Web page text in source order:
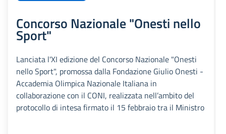
Concorso Nazionale "Onesti nello
Sport"
Lanciata l'XI edizione del Concorso Nazionale "Onesti
nello Sport", promossa dalla Fondazione Giulio Onesti -
Accademia Olimpica Nazionale Italiana in
collaborazione con il CONI, realizzata nell’ambito del
protocollo di intesa firmato il 15 febbraio tra il Ministro